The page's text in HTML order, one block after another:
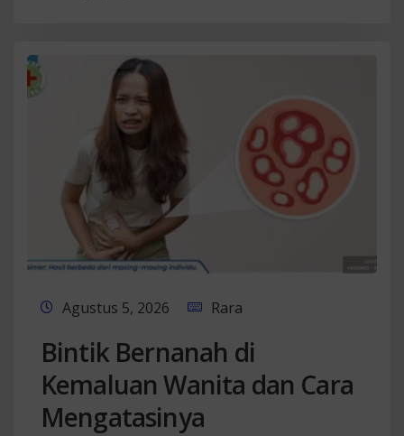
Agustus 5, 2026 Rara
Bintik Bernanah di
Kemaluan Wanita dan Cara
Mengatasinya